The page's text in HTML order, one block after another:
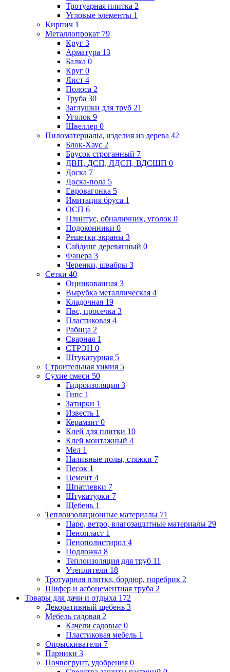
Тротуарная плитка 2
Угловые элементы 1
Кирпич 1
Металлопрокат 79
Круг 3
Арматура 13
Балка 0
Круг 0
Лист 4
Полоса 2
Труба 30
Заглушки для труб 21
Уголок 9
Швеллер 0
Пиломатериалы, изделия из дерева 42
Блок-Хаус 2
Брусок строганный 7
ДВП, ДСП, ЛДСП, ВДСШП 0
Доска 7
Доска-пола 5
Евровагонка 5
Имитация бруса 1
ОСП 6
Плинтус, обналичник, уголок 0
Подоконники 0
Решетки,экраны 3
Сайдинг деревянный 0
Фанера 3
Черенки, швабры 3
Сетки 40
Оцинкованная 3
Вырубка металлическая 4
Кладочная 19
Пвс, просечка 3
Пластиковая 4
Рабица 2
Сварная 1
СТРЭН 0
Штукатурная 5
Строительная химия 5
Сухие смеси 50
Гидроизоляция 3
Гипс 1
Затирки 1
Известь 1
Керамзит 0
Клей для плитки 10
Клей монтажный 4
Мел 1
Наливные полы, стяжки 7
Песок 1
Цемент 4
Шпатлевки 7
Штукатурки 7
Щебень 1
Теплоизоляционные материалы 71
Паро, ветро, влагозащитные материалы 29
Пенопласт 1
Пенополистирол 4
Подложка 8
Теплоизоляция для труб 11
Утеплители 18
Тротуарная плитка, бордюр, поребрик 2
Шифер и асбоцементная труба 2
Товары для дачи и отдыха 172
Декоративный щебень 3
Мебель садовая 2
Качели садовые 0
Пластиковая мебель 1
Опрыскиватели 7
Парники 3
Почвогрунт, удобрения 0